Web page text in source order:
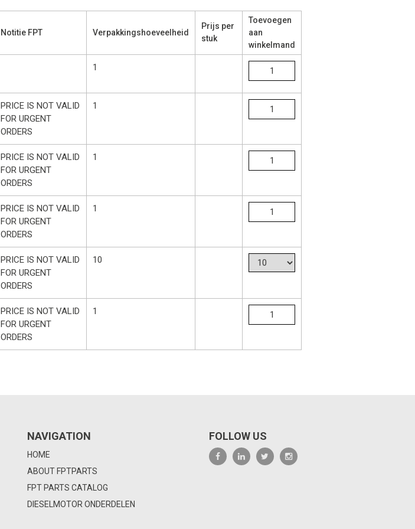
Notitie FPT Verpakkingshoeveelheid
Prijs per
stuk
Toevoegen
aan
winkelmand
1
PRICE IS NOT VALID
FOR URGENT
ORDERS
1
PRICE IS NOT VALID
FOR URGENT
ORDERS
1
PRICE IS NOT VALID
FOR URGENT
ORDERS
1
PRICE IS NOT VALID
FOR URGENT
ORDERS
10
PRICE IS NOT VALID
FOR URGENT
ORDERS
1
NAVIGATION
HOME
ABOUT FPTPARTS
FPT PARTS CATALOG
DIESELMOTOR ONDERDELEN
FOLLOW US